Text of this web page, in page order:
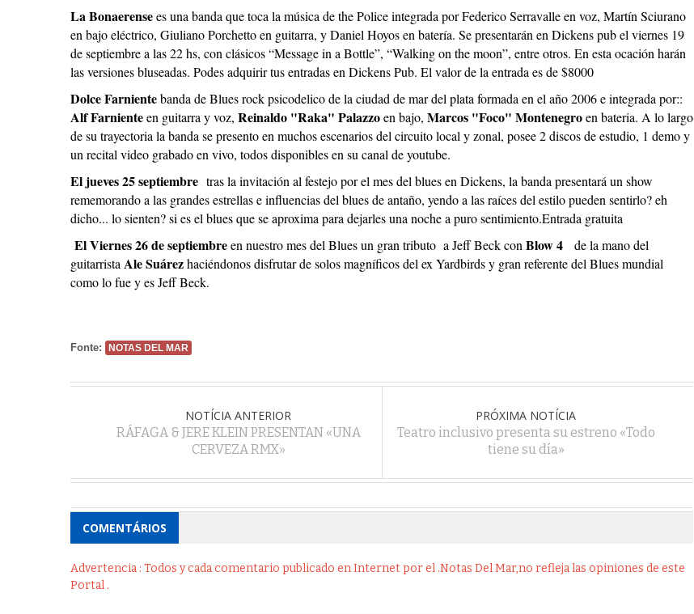
La Bonaerensees una banda que toca la música de the Police integrada por Federico Serravalle en voz, Martín Sciurano
en bajo eléctrico, Giuliano Porchetto en guitarra, y Daniel Hoyos en batería. Se presentarán en Dickens pub el viernes 19
de septiembre a las 22 hs, con clásicos “Message in a Bottle”, “Walking on the moon”, entre otros. En esta ocación harán
las versiones bluseadas. Podes adquirir tus entradas en Dickens Pub. El valor de la entrada es de $8000
Dolce Farnientebanda de Blues rock psicodelico de la ciudad de mar del plata formada en el año 2006 e integrada por::
Alf Farnienteen guitarra y voz, Reinaldo "Raka" Palazzoen bajo, Marcos "Foco" Montenegroen bateria. A lo largo
de su trayectoria la banda se presento en muchos escenarios del circuito local y zonal, posee 2 discos de estudio, 1 demo y
un recital video grabado en vivo, todos disponibles en su canal de youtube.
El jueves 25 septiembre tras la invitación al festejo por el mes del blues en Dickens, la banda presentará un show
rememorando a las grandes estrellas e influencias del blues de antaño, yendo a las raíces del estilo pueden sentirlo? eh
dicho... lo sienten? si es el blues que se aproxima para dejarles una noche a puro sentimiento.Entrada gratuita
El Viernes 26 de septiembreen nuestro mes del Blues un gran tributo a Jeff Beck con Blow 4
de la mano del
guitarrista Ale Suárezhaciéndonos disfrutar de solos magníficos del ex Yardbirds y gran referente del Blues mundial
como lo fue y es Jeff Beck.
Fonte: NOTAS DEL MAR
NOTÍCIA ANTERIOR
RÁFAGA & JERE KLEIN PRESENTAN «UNA
CERVEZA RMX»
PRÓXIMA NOTÍCIA
Teatro inclusivo presenta su estreno «Todo
tiene su día»
COMENTÁRIOS
Advertencia : Todos y cada comentario publicado en Internet por el .Notas Del Mar,no refleja las opiniones de este
Portal .